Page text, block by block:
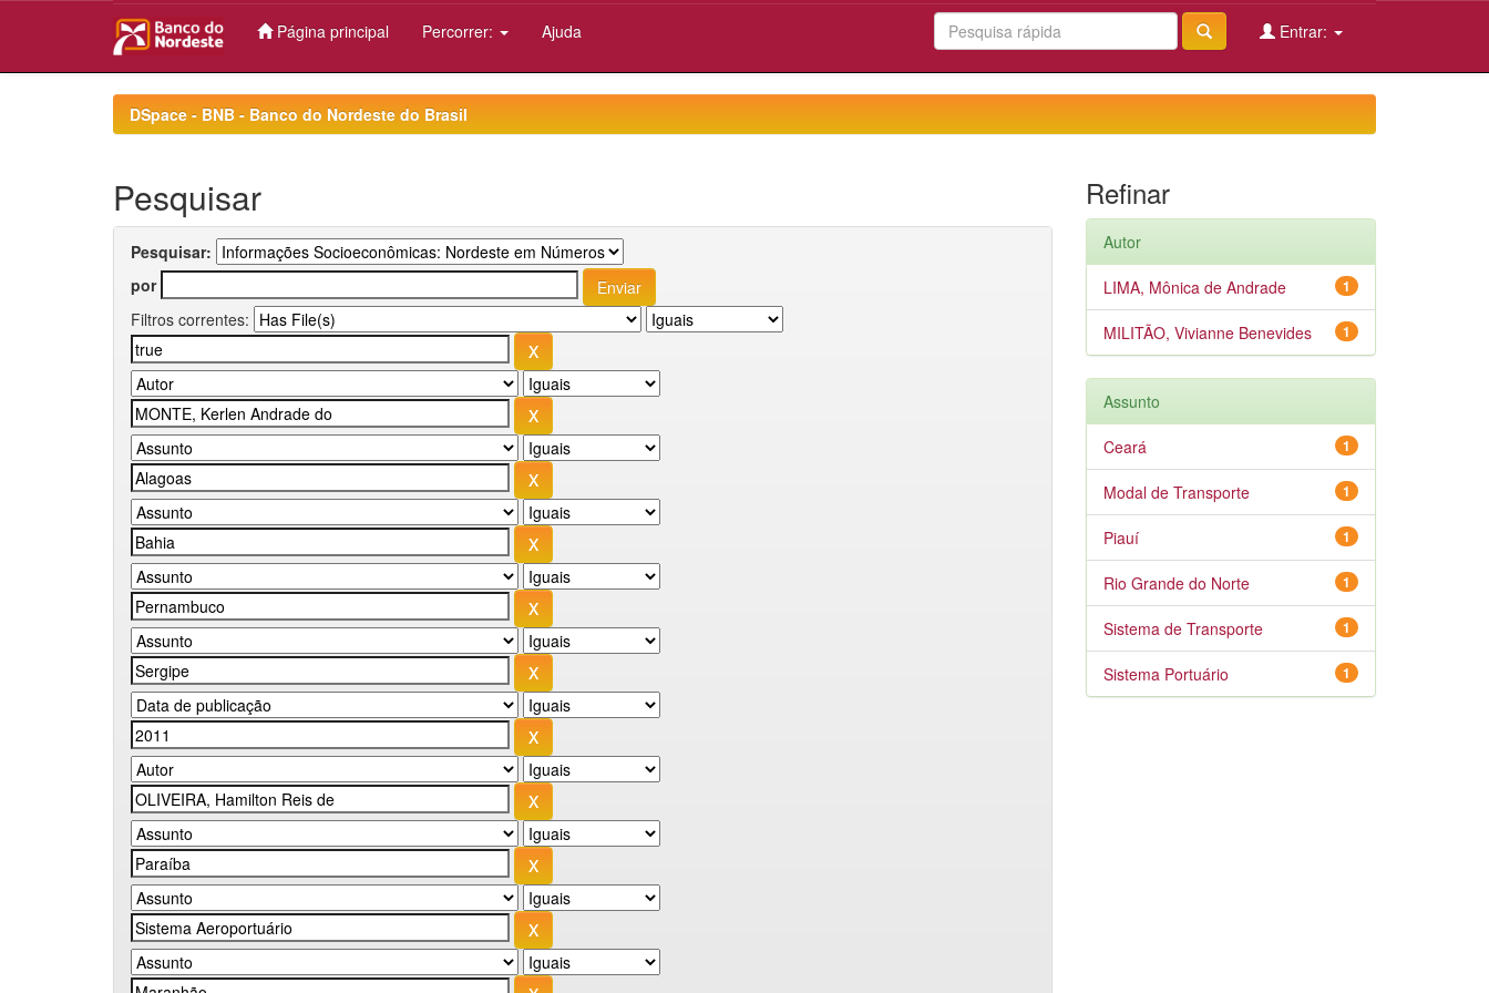
Página principal Percorrer: Ajuda Entrar:
DSpace - BNB - Banco do Nordeste do Brasil
Pesquisar
Pesquisar:
por
Filtros correntes:
Refinar
Autor
1
LIMA, Mônica de Andrade
1
MILITÃO, Vivianne Benevides
Assunto
1
Ceará
1
Modal de Transporte
1
Piauí
1
Rio Grande do Norte
1
Sistema de Transporte
1
Sistema Portuário